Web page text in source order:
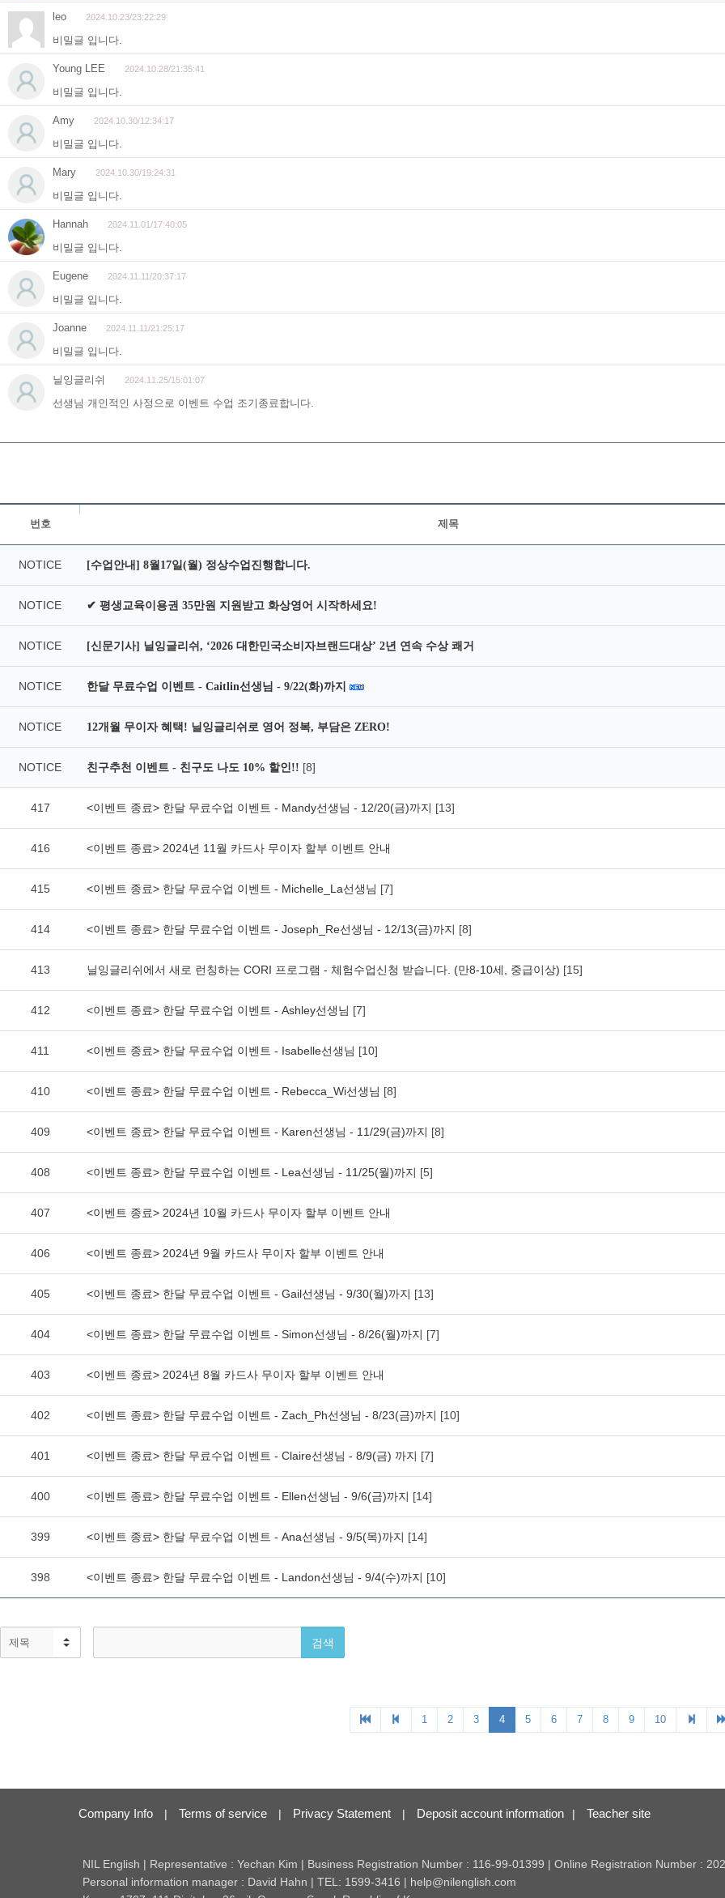
Company Info | Terms of service | Privacy Statement | Deposit account information | Teacher site
NIL English | Representative : Yechan Kim | Business Registration Number : 116-99-01399 | Online Registration Number :
Personal information manager : David Hahn | TEL: 1599-3416 | help@nilenglish.com